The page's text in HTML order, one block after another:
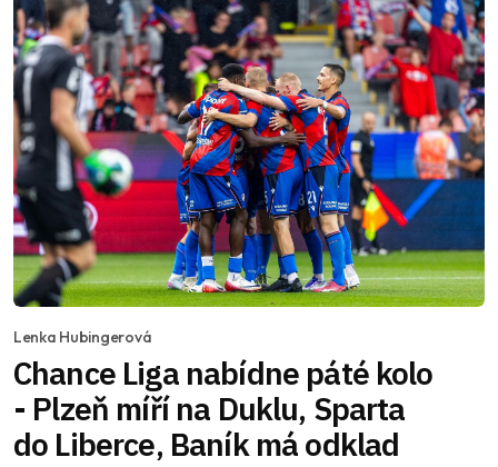
Lenka Hubingerová
Chance Liga nabídne páté kolo
- Plzeň míří na Duklu, Sparta
do Liberce, Baník má odklad